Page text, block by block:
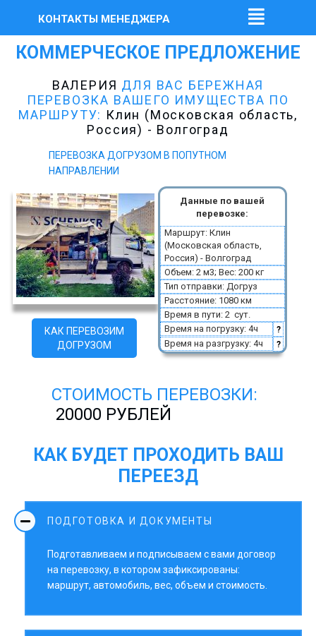
КОНТАКТЫ МЕНЕДЖЕРА
КОММЕРЧЕСКОЕ ПРЕДЛОЖЕНИЕ
ВАЛЕРИЯ ДЛЯ ВАС БЕРЕЖНАЯ
ПЕРЕВОЗКА ВАШЕГО ИМУЩЕСТВА ПО
МАРШРУТУ: Клин (Московская область,
Россия) - Волгоград
КАК ПЕРЕВОЗИМ
ДОГРУЗОМ
Данные по вашей
перевозке:
Маршрут: Клин
(Московская область,
Россия) - Волгоград
Объем: 2 м3; Вес: 200 кг
Тип отправки: Догруз
Расстояние: 1080 км
Время в пути: 2 сут.
Время на погрузку: 4ч
?
Время на разгрузку: 4ч ?
ПЕРЕВОЗКА ДОГРУЗОМ В ПОПУТНОМ
НАПРАВЛЕНИИ
СТОИМОСТЬ ПЕРЕВОЗКИ:
20000 РУБЛЕЙ
КАК БУДЕТ ПРОХОДИТЬ ВАШ
ПЕРЕЕЗД
ПОДГОТОВКА И ДОКУМЕНТЫ
Подготавливаем и подписываем с вами договор
на перевозку, в котором зафиксированы:
маршрут, автомобиль, вес, объем и стоимость.